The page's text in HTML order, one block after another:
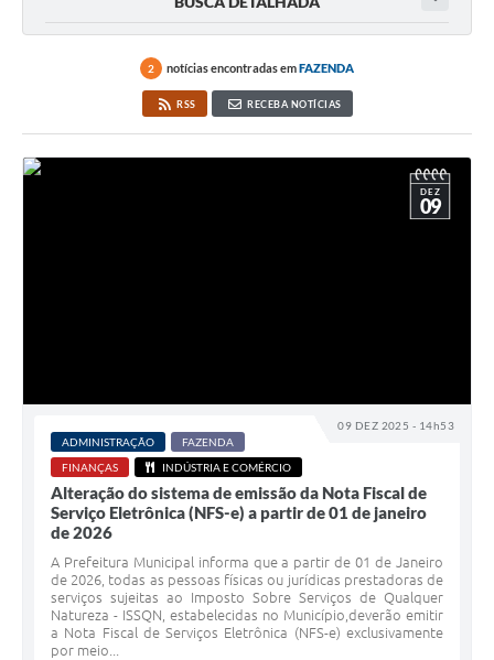
2 notícias encontradas emFAZENDA
RSS RECEBA NOTÍCIAS
09 DEZ 2025 - 14h53
DEZ
09
ADMINISTRAÇÃO
FAZENDA
FINANÇAS
INDÚSTRIA E COMÉRCIO
Alteração do sistema de emissão da Nota Fiscal de
Serviço Eletrônica (NFS-e) a partir de 01 de janeiro
de 2026
A Prefeitura Municipal informa que a partir de 01 de Janeiro
de 2026, todas as pessoas físicas ou jurídicas prestadoras de
serviços sujeitas ao Imposto Sobre Serviços de Qualquer
Natureza - ISSQN, estabelecidas no Município,deverão emitir
a Nota Fiscal de Serviços Eletrônica (NFS-e) exclusivamente
por meio...